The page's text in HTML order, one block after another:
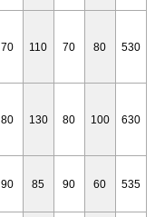
70 110 70 80 530
80 130 80 100 630
90 85 90 60 535